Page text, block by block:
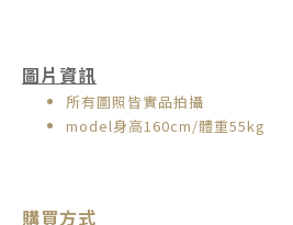
圖片資訊
所有圖照皆實品拍攝
model身高160cm/體重55kg
購買方式